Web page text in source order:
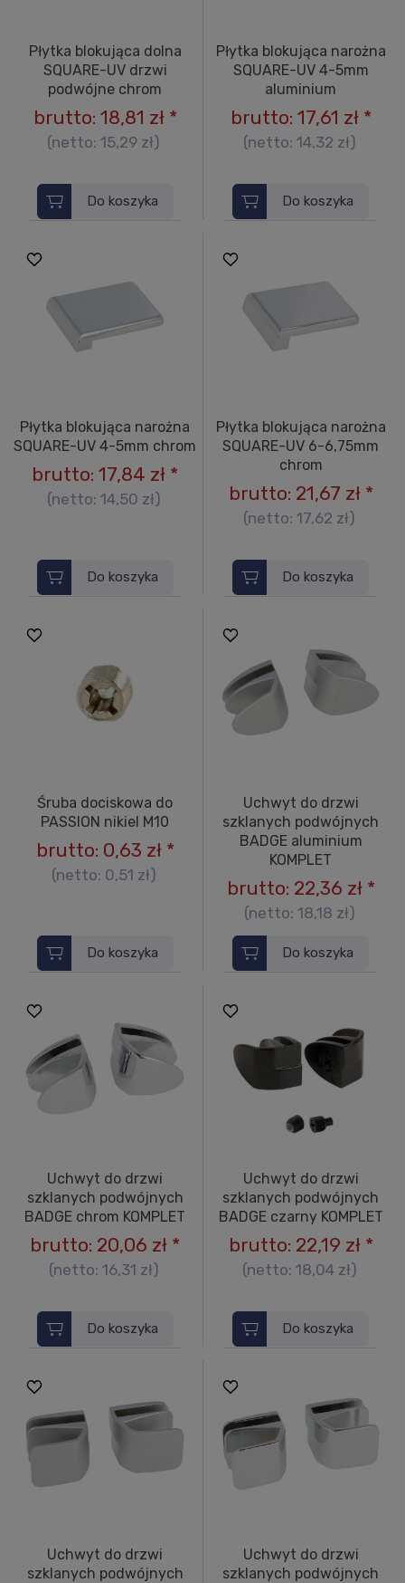
Płytka blokująca dolna
SQUARE-UV drzwi
podwójne chrom
brutto: 18,81 zł*
(netto: 15,29 zł)
Do koszyka
Płytka blokująca narożna
SQUARE-UV 4-5mm
aluminium
brutto: 17,61 zł*
(netto: 14,32 zł)
Do koszyka
Płytka blokująca narożna
SQUARE-UV 4-5mm chrom
brutto: 17,84 zł *
(netto: 14,50 zł)
Do koszyka
Płytka blokująca narożna
SQUARE-UV 6-6,75mm
chrom
brutto: 21,67 zł*
(netto: 17,62 zł)
Do koszyka
Śruba dociskowa do
PASSION nikiel M10
brutto: 0,63 zł*
(netto: 0,51 zł)
Do koszyka
Uchwyt do drzwi
szklanych podwójnych
BADGE aluminium
KOMPLET
brutto: 22,36 zł*
(netto: 18,18 zł)
Do koszyka
Uchwyt do drzwi
szklanych podwójnych
BADGE chrom KOMPLET
brutto: 20,06 zł *
(netto: 16,31 zł)
Do koszyka
Uchwyt do drzwi
szklanych podwójnych
BADGE czarny KOMPLET
brutto: 22,19 zł*
(netto: 18,04 zł)
Do koszyka
Uchwyt do drzwi
szklanych podwójnych
Uchwyt do drzwi
szklanych podwójnych